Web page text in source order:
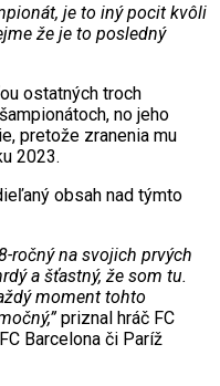
je to iný pocit kvôli
že je to posledný
ostatných troch
no jeho
pretože zranenia mu
2023.
obsah nad týmto
ročný na svojich prvých
a šťastný, že som tu.
moment tohto
priznal hráč FC
Barcelona či Paríž